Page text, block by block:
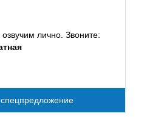
лично. Звоните: